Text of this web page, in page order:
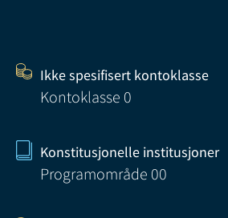
Ikke spesifisert kontoklasse
Kontoklasse 0
Konstitusjonelle institusjoner
Programområde 00